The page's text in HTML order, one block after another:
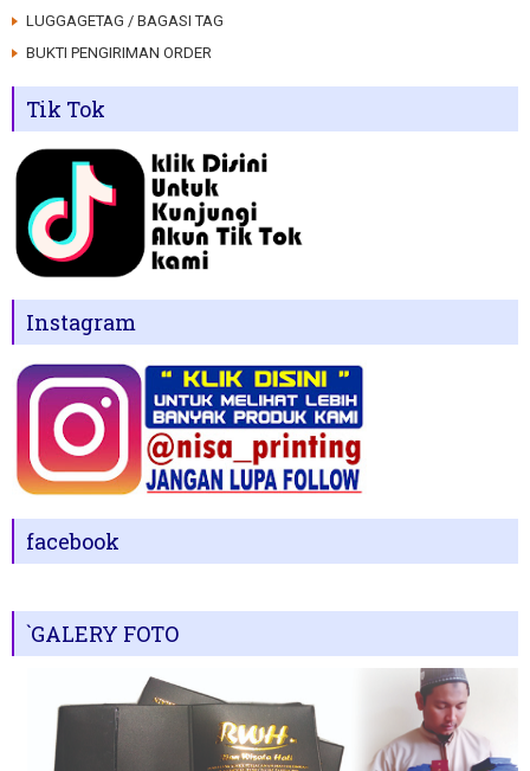
LUGGAGETAG / BAGASI TAG
BUKTI PENGIRIMAN ORDER
Tik Tok
Instagram
facebook
`GALERY FOTO